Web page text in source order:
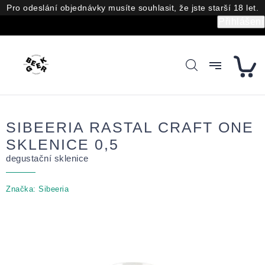
Přejít
na
Pro odeslání objednávky musíte souhlasit, že jste starší 18 let.
SIBEERIA RASTAL CRAFT ONE
SKLENICE 0,5
degustační sklenice
Značka: Sibeeria